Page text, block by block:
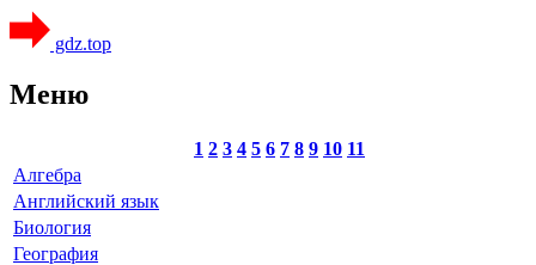
gdz.top
Меню
1 2 3 4 5 6 7 8 9 10 11
Алгебра
Английский язык
Биология
География